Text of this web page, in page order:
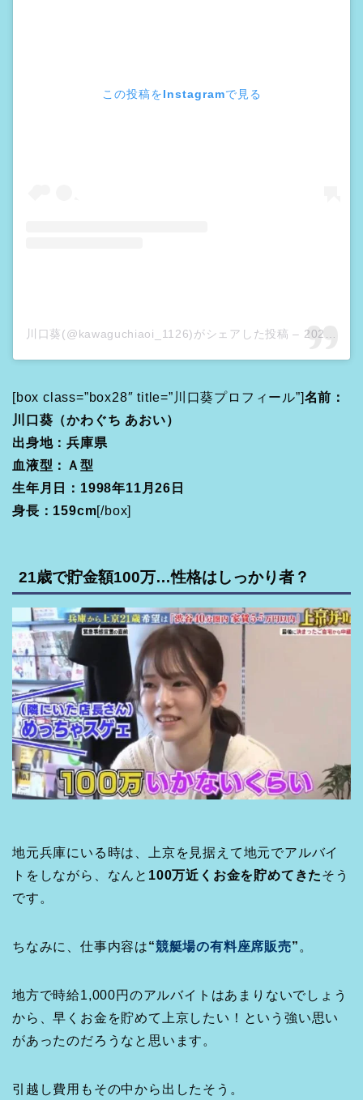
この投稿をInstagramで見る
川口葵(@kawaguchiaoi_1126)がシェアした投稿 – 2020年 6月月3日午前8時06分PDT
[box class=”box28″ title=”川口葵プロフィール”]名前：
川口葵（かわぐち あおい）
出身地：兵庫県
血液型：Ａ型
生年月日：1998年11月26日
身長：159cm[/box]
21歳で貯金額100万…性格はしっかり者？
地元兵庫にいる時は、上京を見据えて地元でアルバイ
トをしながら、なんと 100万近くお金を貯めてきたそう
です。
ちなみに、仕事内容は“競艇場の有料座席販売” 。
地方で時給1,000円のアルバイトはあまりないでしょう
から、早くお金を貯めて上京したい！という強い思い
があったのだろうなと思います。
引越し費用もその中から出したそう。